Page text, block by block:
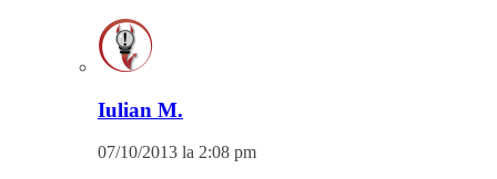
Iulian M.
07/10/2013 la 2:08 pm